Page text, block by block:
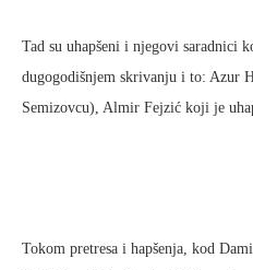
Tad su uhapšeni i njegovi saradnici
dugogodišnjem skrivanju i to: Azur
Semizovcu), Almir Fejzić koji je
Tokom pretresa i hapšenja, kod